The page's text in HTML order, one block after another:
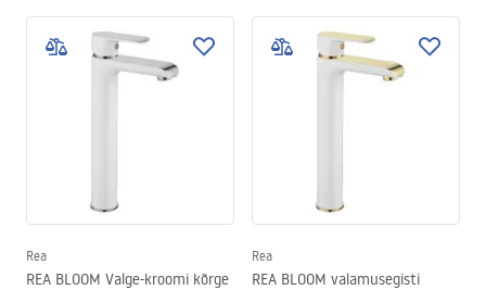
Rea
REA BLOOM Valge-kroomi kõrge
Rea
REA BLOOM valamusegisti